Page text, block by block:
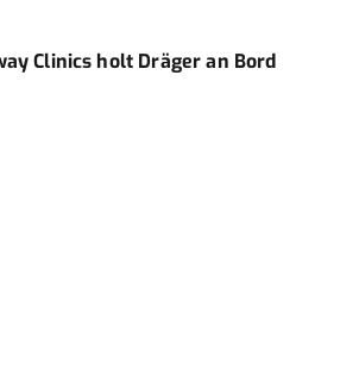
Clinics holt Dräger an Bord